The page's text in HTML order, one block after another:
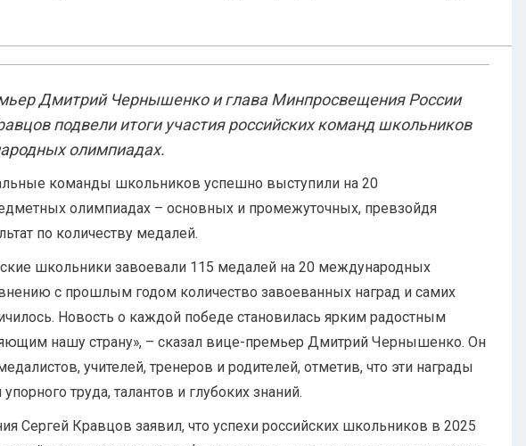
Дмитрий Чернышенко и глава Минпросвещения России
подвели итоги участия российских команд школьников
олимпиадах.
команды школьников успешно выступили на 20
олимпиадах – основных и промежуточных, превзойдя
по количеству медалей.
школьники завоевали 115 медалей на 20 международных
с прошлым годом количество завоеванных наград и самих
Новость о каждой победе становилась ярким радостным
нашу страну», – сказал вице-премьер Дмитрий Чернышенко. Он
учителей, тренеров и родителей, отметив, что эти награды
труда, талантов и глубоких знаний.
Сергей Кравцов заявил, что успехи российских школьников в 2025